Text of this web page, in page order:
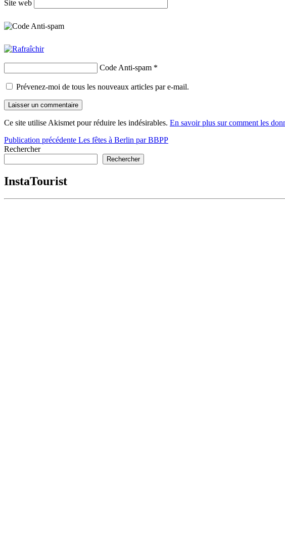
Site web
Code Anti-spam *
Prévenez-moi de tous les nouveaux articles par e-mail.
Ce site utilise Akismet pour réduire les indésirables. En savoir plus sur comment les
Navigation
de
Publication précédente Les fêtes à Berlin par BBPP
Rechercher
Rechercher
InstaTourist